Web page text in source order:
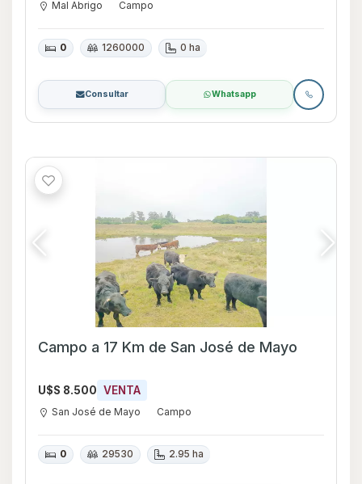
Mal Abrigo Campo
0 1260000 0 ha
Consultar Whatsapp
Campo a 17 Km de San José de Mayo
U$S 8.500 VENTA
San José de Mayo Campo
0 29530 2.95 ha